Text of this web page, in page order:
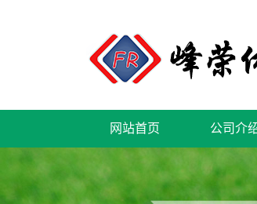
网站首页 公司介